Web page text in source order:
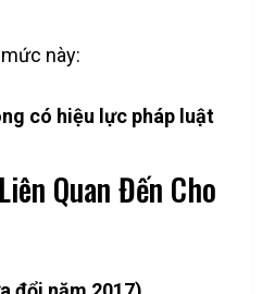
này:
có hiệu lực pháp luật
Quan Đến Cho